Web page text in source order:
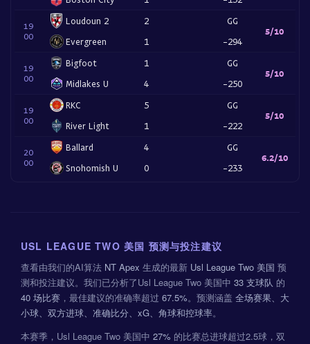
19
00
Loudoun 2
Evergreen
2
1
GG
-294
5/10
19
00
Bigfoot
Midlakes U
1
4
GG
-250
5/10
19
00
RKC
River Light
5
1
GG
-222
5/10
20
00
Ballard
Snohomish U
4
0
GG
-233
6.2/10
USL LEAGUE TWO 美国 预测与投注建议
查看由我们的AI算法 NT Apex 生成的最新 Usl League Two 美国 预
测和投注建议。我们已分析了Usl League Two 美国中 33 支球队 的
40 场比赛 ，最佳建议的准确率超过 67.5%。预测涵盖 全场赛果、大
小球、双方进球、准确比分、xG、角球和控球率。
本赛季，Usl League Two 美国中 27% 的比赛总进球超过2.5球，双